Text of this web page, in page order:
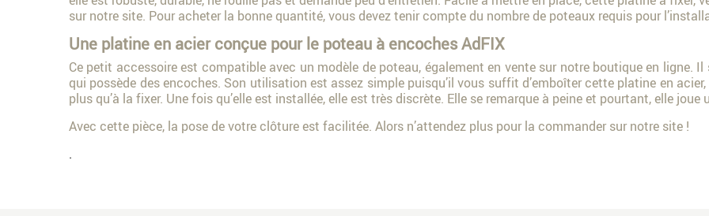
sur notre site. Pour acheter la bonne quantité, vous devez tenir compte du nombre de poteaux requis pour
Une platine en acier conçue pour le poteau à encoches AdFIX
Ce petit accessoire est compatible avec un modèle de poteau, également en vente sur notre boutique en ligne. Il
qui possède des encoches. Son utilisation est assez simple puisqu’il vous suffit d’emboîter cette platine en
plus qu’à la fixer. Une fois qu’elle est installée, elle est très discrète. Elle se remarque à peine et pourtant, elle
Avec cette pièce, la pose de votre clôture est facilitée. Alors n’attendez plus pour la commander sur notre site !
.